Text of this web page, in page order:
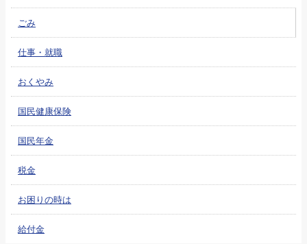
ごみ
仕事・就職
おくやみ
国民健康保険
国民年金
税金
お困りの時は
給付金